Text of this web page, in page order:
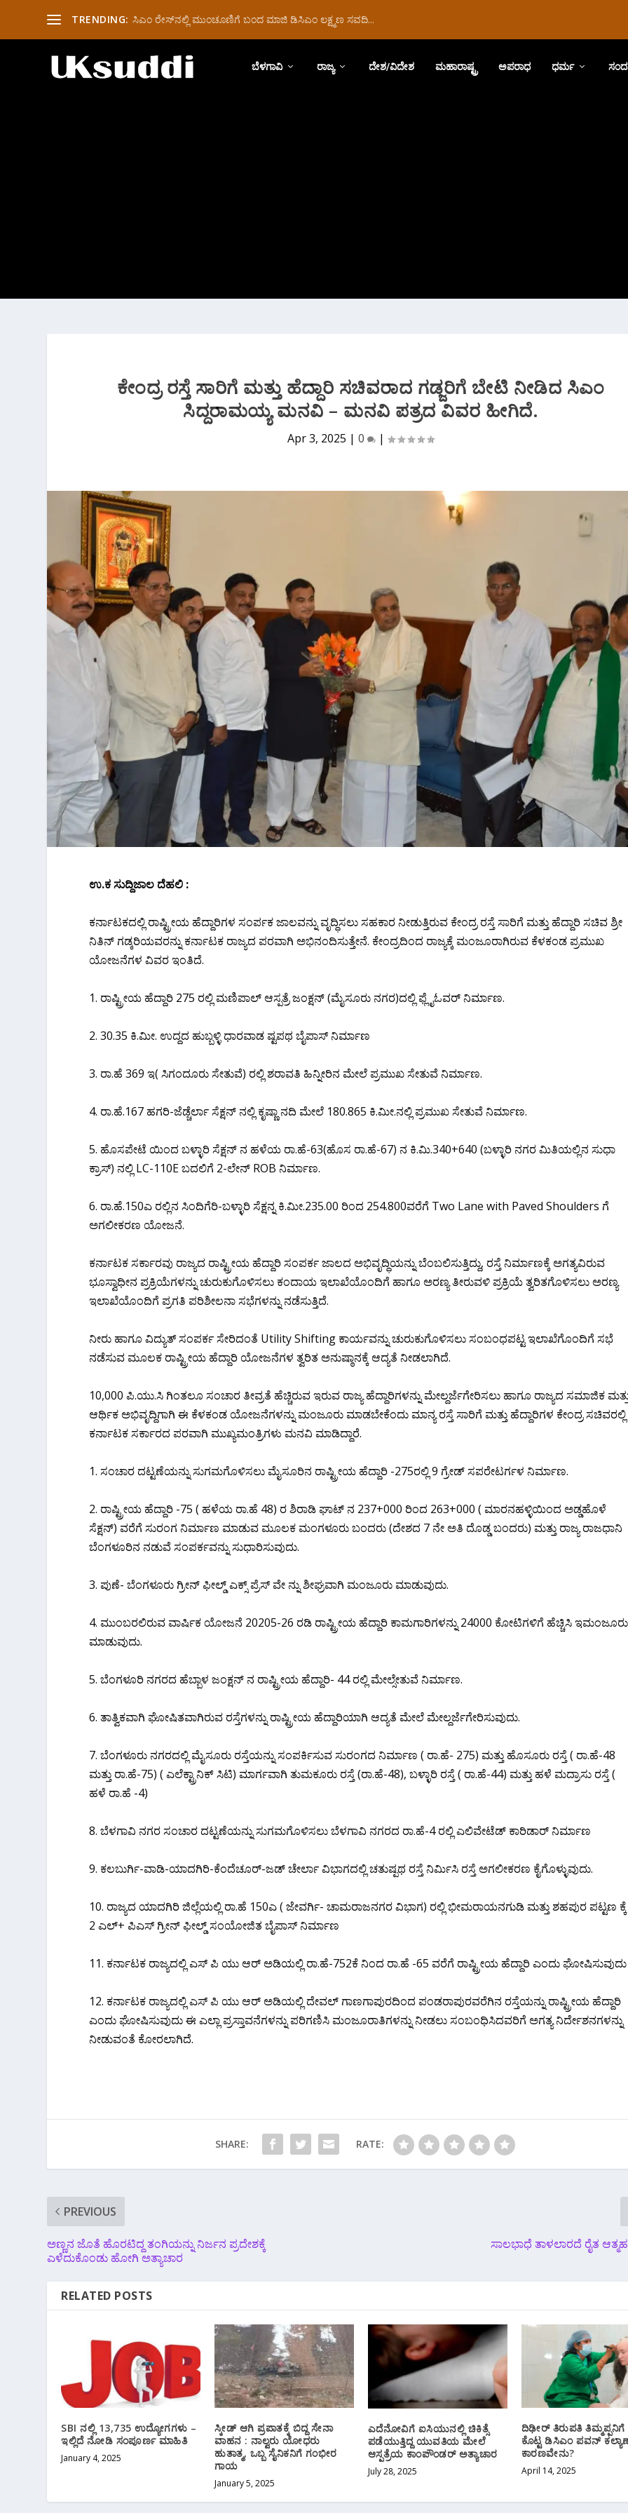
TRENDING: ಸಿಎಂ ರೇಸ್‌ನಲ್ಲಿ ಮುಂಚೂಣಿಗೆ ಬಂದ ಮಾಜಿ ಡಿಸಿಎಂ ಲಕ್ಷ್ಮಣ ಸವದಿ...
ಬೆಳಗಾವಿ ರಾಜ್ಯ ದೇಶ/ವಿದೇಶ ಮಹಾರಾಷ್ಟ್ರ ಅಪರಾಧ ಧರ್ಮ
ಕೇಂದ್ರ ರಸ್ತೆ ಸಾರಿಗೆ ಮತ್ತು ಹೆದ್ದಾರಿ ಸಚಿವರಾದ ಗಡ್ಜರಿಗೆ ಬೇಟಿ ನೀಡಿದ ಸಿಎಂ
ಸಿದ್ದರಾಮಯ್ಯ ಮನವಿ – ಮನವಿ ಪತ್ರದ ವಿವರ ಹೀಗಿದೆ.
Apr 3, 2025 |0 |
ಉ.ಕ ಸುದ್ದಿಜಾಲ ದೆಹಲಿ :
ಕರ್ನಾಟಕದಲ್ಲಿ ರಾಷ್ಟ್ರೀಯ ಹೆದ್ದಾರಿಗಳ ಸಂರ್ಪಕ ಜಾಲವನ್ನು ವೃದ್ಧಿಸಲು ಸಹಕಾರ ನೀಡುತ್ತಿರುವ ಕೇಂದ್ರ ರಸ್ತೆ ಸಾರಿಗೆ ಮತ್ತು ಹೆದ್ದಾರಿ ಸಚಿವ ಶ್ರೀ
ನಿತಿನ್ ಗಡ್ಕರಿಯವರನ್ನು ಕರ್ನಾಟಕ ರಾಜ್ಯದ ಪರವಾಗಿ ಅಭಿನಂದಿಸುತ್ತೇನೆ. ಕೇಂದ್ರದಿಂದ ರಾಜ್ಯಕ್ಕೆ ಮಂಜೂರಾಗಿರುವ ಕೆಳಕಂಡ ಪ್ರಮುಖ
ಯೋಜನೆಗಳ ವಿವರ ಇಂತಿದೆ.
1. ರಾಷ್ಟ್ರೀಯ ಹೆದ್ದಾರಿ 275 ರಲ್ಲಿ ಮಣಿಪಾಲ್ ಆಸ್ಪತ್ರೆ ಜಂಕ್ಷನ್ (ಮೈಸೂರು ನಗರ)ದಲ್ಲಿ ಫ್ಲೈಓವರ್ ನಿರ್ಮಾಣ.
2. 30.35 ಕಿ.ಮೀ. ಉದ್ದದ ಹುಬ್ಬಳ್ಳಿ ಧಾರವಾಡ ಷ್ಟಪಥ ಬೈಪಾಸ್ ನಿರ್ಮಾಣ
3. ರಾ.ಹೆ 369 ಇ( ಸಿಗಂದೂರು ಸೇತುವೆ) ರಲ್ಲಿ ಶರಾವತಿ ಹಿನ್ನೀರಿನ ಮೇಲೆ ಪ್ರಮುಖ ಸೇತುವೆ ನಿರ್ಮಾಣ.
4. ರಾ.ಹೆ.167 ಹಗರಿ-ಜೆಡ್ಚೆರ್ಲಾ ಸೆಕ್ಷನ್ ನಲ್ಲಿ ಕೃಷ್ಣಾ ನದಿ ಮೇಲೆ 180.865 ಕಿ.ಮೀ.ನಲ್ಲಿ ಪ್ರಮುಖ ಸೇತುವೆ ನಿರ್ಮಾಣ.
5. ಹೊಸಪೇಟೆ ಯಿಂದ ಬಳ್ಳಾರಿ ಸೆಕ್ಷನ್ ನ ಹಳೆಯ ರಾ.ಹೆ-63(ಹೊಸ ರಾ.ಹೆ-67) ನ ಕಿ.ಮಿ.340+640 (ಬಳ್ಳಾರಿ ನಗರ ಮಿತಿಯಲ್ಲಿನ ಸುಧಾ
ಕ್ರಾಸ್) ನಲ್ಲಿ LC-110E ಬದಲಿಗೆ 2-ಲೇನ್ ROB ನಿರ್ಮಾಣ.
6. ರಾ.ಹೆ.150ಎ ರಲ್ಲಿನ ಸಿಂದಿಗೆರಿ-ಬಳ್ಳಾರಿ ಸೆಕ್ಷನ್ನ ಕಿ.ಮೀ.235.00 ರಿಂದ 254.800ವರೆಗೆ Two Lane with Paved Shoulders ಗೆ
ಅಗಲೀಕರಣ ಯೋಜನೆ.
ಕರ್ನಾಟಕ ಸರ್ಕಾರವು ರಾಜ್ಯದ ರಾಷ್ಟ್ರೀಯ ಹೆದ್ದಾರಿ ಸಂಪರ್ಕ ಜಾಲದ ಅಭಿವೃದ್ಧಿಯನ್ನು ಬೆಂಬಲಿಸುತ್ತಿದ್ದು, ರಸ್ತೆ ನಿರ್ಮಾಣಕ್ಕೆ ಅಗತ್ಯವಿರುವ
ಭೂಸ್ವಾಧೀನ ಪ್ರಕ್ರಿಯೆಗಳನ್ನು ಚುರುಕುಗೊಳಿಸಲು ಕಂದಾಯ ಇಲಾಖೆಯೊಂದಿಗೆ ಹಾಗೂ ಅರಣ್ಯ ತೀರುವಳಿ ಪ್ರಕ್ರಿಯೆ ತ್ವರಿತಗೊಳಿಸಲು ಅರಣ್ಯ
ಇಲಾಖೆಯೊಂದಿಗೆ ಪ್ರಗತಿ ಪರಿಶೀಲನಾ ಸಭೆಗಳನ್ನು ನಡೆಸುತ್ತಿದೆ.
ನೀರು ಹಾಗೂ ವಿದ್ಯುತ್ ಸಂಪರ್ಕ ಸೇರಿದಂತೆ Utility Shifting ಕಾರ್ಯವನ್ನು ಚುರುಕುಗೊಳಿಸಲು ಸಂಬಂಧಪಟ್ಟ ಇಲಾಖೆಗೊಂದಿಗೆ ಸಭೆ
ನಡೆಸುವ ಮೂಲಕ ರಾಷ್ಟ್ರೀಯ ಹೆದ್ದಾರಿ ಯೋಜನೆಗಳ ತ್ವರಿತ ಅನುಷ್ಠಾನಕ್ಕೆ ಆದ್ಯತೆ ನೀಡಲಾಗಿದೆ.
10,000 ಪಿ.ಯು.ಸಿ ಗಿಂತಲೂ ಸಂಚಾರ ತೀವ್ರತೆ ಹೆಚ್ಚಿರುವ ಇರುವ ರಾಜ್ಯ ಹೆದ್ದಾರಿಗಳನ್ನು ಮೇಲ್ದರ್ಜೆಗೇರಿಸಲು ಹಾಗೂ ರಾಜ್ಯದ ಸಮಾಜಿಕ
ಆರ್ಥಿಕ ಅಭಿವೃದ್ದಿಗಾಗಿ ಈ ಕೆಳಕಂಡ ಯೋಜನೆಗಳನ್ನು ಮಂಜೂರು ಮಾಡಬೇಕೆಂದು ಮಾನ್ಯ ರಸ್ತೆ ಸಾರಿಗೆ ಮತ್ತು ಹೆದ್ದಾರಿಗಳ ಕೇಂದ್ರ ಸಚಿವರಲ್ಲಿ
ಕರ್ನಾಟಕ ಸರ್ಕಾರದ ಪರವಾಗಿ ಮುಖ್ಯಮಂತ್ರಿಗಳು ಮನವಿ ಮಾಡಿದ್ದಾರೆ.
1. ಸಂಚಾರ ದಟ್ಟಣೆಯನ್ನು ಸುಗಮಗೊಳಿಸಲು ಮೈಸೂರಿನ ರಾಷ್ಟ್ರೀಯ ಹೆದ್ದಾರಿ -275ರಲ್ಲಿ 9 ಗ್ರೇಡ್ ಸಪರೇಟರ್ಗಳ ನಿರ್ಮಾಣ.
2. ರಾಷ್ಟ್ರೀಯ ಹೆದ್ದಾರಿ -75 ( ಹಳೆಯ ರಾ.ಹೆ 48) ರ ಶಿರಾಡಿ ಘಾಟ್ ನ 237+000 ರಿಂದ 263+000 ( ಮಾರನಹಳ್ಳಿಯಿಂದ ಅಡ್ಡಹೊಳೆ
ಸೆಕ್ಷನ್) ವರೆಗೆ ಸುರಂಗ ನಿರ್ಮಾಣ ಮಾಡುವ ಮೂಲಕ ಮಂಗಳೂರು ಬಂದರು (ದೇಶದ 7 ನೇ ಅತಿ ದೊಡ್ಡ ಬಂದರು) ಮತ್ತು ರಾಜ್ಯ ರಾಜಧಾನಿ
ಬೆಂಗಳೂರಿನ ನಡುವೆ ಸಂಪರ್ಕವನ್ನು ಸುಧಾರಿಸುವುದು.
3. ಪುಣೆ- ಬೆಂಗಳೂರು ಗ್ರೀನ್ ಫೀಲ್ಡ್ ಎಕ್ಸ್ ಪ್ರೆಸ್ ವೇ ನ್ನು ಶೀಘ್ರವಾಗಿ ಮಂಜೂರು ಮಾಡುವುದು.
4. ಮುಂಬರಲಿರುವ ವಾರ್ಷಿಕ ಯೋಜನೆ 20205-26 ರಡಿ ರಾಷ್ಟ್ರೀಯ ಹೆದ್ದಾರಿ ಕಾಮಗಾರಿಗಳನ್ನು 24000 ಕೋಟಿಗಳಿಗೆ ಹೆಚ್ಚಿಸಿ ಇಮಂಜೂರು
ಮಾಡುವುದು.
5. ಬೆಂಗಳೂರಿ ನಗರದ ಹೆಬ್ಬಾಳ ಜಂಕ್ಷನ್ ನ ರಾಷ್ಟ್ರೀಯ ಹೆದ್ದಾರಿ- 44 ರಲ್ಲಿ ಮೇಲ್ಸೇತುವೆ ನಿರ್ಮಾಣ.
6. ತಾತ್ವಿಕವಾಗಿ ಘೋಷಿತವಾಗಿರುವ ರಸ್ತೆಗಳನ್ನು ರಾಷ್ಟ್ರೀಯ ಹೆದ್ದಾರಿಯಾಗಿ ಆದ್ಯತೆ ಮೇಲೆ ಮೇಲ್ದರ್ಜೆಗೇರಿಸುವುದು.
7. ಬೆಂಗಳೂರು ನಗರದಲ್ಲಿ ಮೈಸೂರು ರಸ್ತೆಯನ್ನು ಸಂಪರ್ಕಿಸುವ ಸುರಂಗದ ನಿರ್ಮಾಣ ( ರಾ.ಹೆ- 275) ಮತ್ತು ಹೊಸೂರು ರಸ್ತೆ ( ರಾ.ಹೆ-48
ಮತ್ತು ರಾ.ಹೆ-75) ( ಎಲೆಕ್ಟ್ರಾನಿಕ್ ಸಿಟಿ) ಮಾರ್ಗವಾಗಿ ತುಮಕೂರು ರಸ್ತೆ (ರಾ.ಹೆ-48), ಬಳ್ಳಾರಿ ರಸ್ತೆ ( ರಾ.ಹೆ-44) ಮತ್ತು ಹಳೆ ಮದ್ರಾಸು ರಸ್ತೆ (
ಹಳೆ ರಾ.ಹೆ -4)
8. ಬೆಳಗಾವಿ ನಗರ ಸಂಚಾರ ದಟ್ಟಣೆಯನ್ನು ಸುಗಮಗೊಳಿಸಲು ಬೆಳಗಾವಿ ನಗರದ ರಾ.ಹೆ-4 ರಲ್ಲಿ ಎಲಿವೇಟೆಡ್ ಕಾರಿಡಾರ್ ನಿರ್ಮಾಣ
9. ಕಲಬುರ್ಗಿ-ವಾಡಿ-ಯಾದಗಿರಿ-ಕೆಂದೆಚೂರ್-ಜಡ್ ಚೇರ್ಲಾ ವಿಭಾಗದಲ್ಲಿ ಚತುಷ್ಪಥ ರಸ್ತೆ ನಿರ್ಮಿಸಿ ರಸ್ತೆ ಅಗಲೀಕರಣ ಕೈಗೊಳ್ಳುವುದು.
10. ರಾಜ್ಯದ ಯಾದಗಿರಿ ಜಿಲ್ಲೆಯಲ್ಲಿ ರಾ.ಹೆ 150ಎ ( ಜೇವರ್ಗಿ- ಚಾಮರಾಜನಗರ ವಿಭಾಗ) ರಲ್ಲಿ ಭೀಮರಾಯನಗುಡಿ ಮತ್ತು ಶಹಪುರ ಪಟ್ಟಣ ಕ್ಕೆ
2 ಎಲ್+ ಪಿಎಸ್ ಗ್ರೀನ್ ಫೀಲ್ಡ್ ಸಂಯೋಜಿತ ಬೈಪಾಸ್ ನಿರ್ಮಾಣ
11. ಕರ್ನಾಟಕ ರಾಜ್ಯದಲ್ಲಿ ಎಸ್ ಪಿ ಯು ಆರ್ ಅಡಿಯಲ್ಲಿ ರಾ.ಹೆ-752ಕೆ ನಿಂದ ರಾ.ಹೆ -65 ವರೆಗೆ ರಾಷ್ಟ್ರೀಯ ಹೆದ್ದಾರಿ ಎಂದು ಘೋಷಿಸುವುದು
12. ಕರ್ನಾಟಕ ರಾಜ್ಯದಲ್ಲಿ ಎಸ್ ಪಿ ಯು ಆರ್ ಅಡಿಯಲ್ಲಿ ದೇವಲ್ ಗಾಣಗಾಪುರದಿಂದ ಪಂಡರಾಪುರವರೆಗಿನ ರಸ್ತೆಯನ್ನು ರಾಷ್ಟ್ರೀಯ ಹೆದ್ದಾರಿ
ಎಂದು ಘೋಷಿಸುವುದು ಈ ಎಲ್ಲಾ ಪ್ರಸ್ತಾವನೆಗಳನ್ನು ಪರಿಗಣಿಸಿ ಮಂಜೂರಾತಿಗಳನ್ನು ನೀಡಲು ಸಂಬಂಧಿಸಿದವರಿಗೆ ಅಗತ್ಯ ನಿರ್ದೇಶನಗಳನ್ನು
ನೀಡುವಂತೆ ಕೋರಲಾಗಿದೆ.
SHARE: RATE:
PREVIOUS
ಅಣ್ಣನ ಜೊತೆ ಹೊರಟಿದ್ದ ತಂಗಿಯನ್ನು ನಿರ್ಜನ ಪ್ರದೇಶಕ್ಕೆ
ಎಳೆದುಕೊಂಡು ಹೋಗಿ ಅತ್ಯಾಚಾರ
ಸಾಲಭಾಧೆ ತಾಳಲಾರದೆ ರೈತ
RELATED POSTS
SBI ನಲ್ಲಿ 13,735 ಉದ್ಯೋಗಗಳು –
ಇಲ್ಲಿದೆ ನೋಡಿ ಸಂಪೂರ್ಣ ಮಾಹಿತಿ
January 4, 2025
ಸ್ಕೀಡ್ ಆಗಿ ಪ್ರಪಾತಕ್ಕೆ ಬಿದ್ದ ಸೇನಾ
ವಾಹನ : ನಾಲ್ವರು ಯೋಧರು
ಹುತಾತ್ಮ, ಒಬ್ಬ ಸೈನಿಕನಿಗೆ ಗಂಭೀರ
ಗಾಯ
January 5, 2025
ಎದೆನೋವಿಗೆ ಐಸಿಯುನಲ್ಲಿ ಚಿಕಿತ್ಸೆ
ಪಡೆಯುತ್ತಿದ್ದ ಯುವತಿಯ ಮೇಲೆ
ಆಸ್ಪತ್ರೆಯ ಕಾಂಪೌಂಡರ್ ಅತ್ಯಾಚಾರ
July 28, 2025
ದಿಢೀ‌ರ್ ತಿರುಪತಿ
ಕೊಟ್ಟ ಡಿಸಿಎಂ ಪವನ್
ಕಾರಣವೇನು?
April 14, 2025